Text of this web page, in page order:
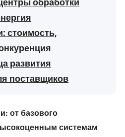
обработки
стоимость,
развития
поставщиков
от базового
системам